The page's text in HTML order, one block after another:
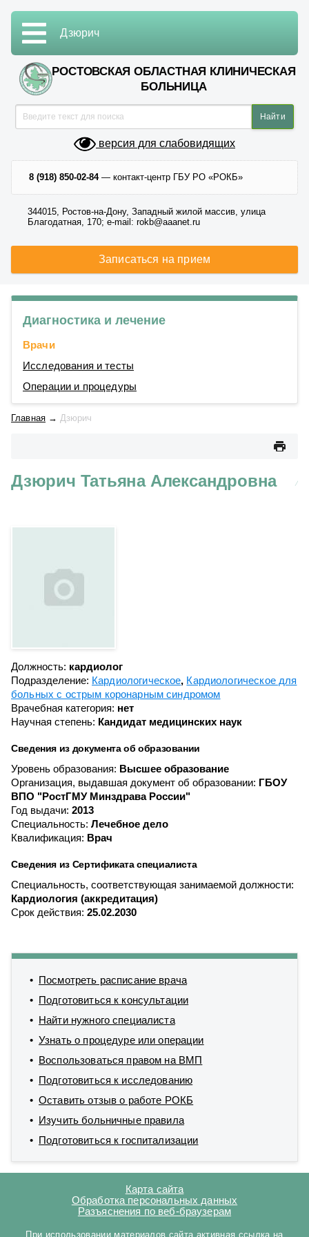
РОСТОВСКАЯ ОБЛАСТНАЯ КЛИНИЧЕСКАЯ
БОЛЬНИЦА
версия для слабовидящих
8 (918) 850-02-84— контакт-центр ГБУ РО «РОКБ»
344015, Ростов-на-Дону, Западный жилой массив, улица
Благодатная, 170; e-mail: rokb@aaanet.ru
Записаться на прием
Дзюрич
Диагностика и лечение
Врачи
Исследования и тесты
Операции и процедуры
Главная →Дзюрич
Дзюрич Татьяна Александровна
Должность: кардиолог
Подразделение: Кардиологическое Кардиологическое для
больных с острым коронарным синдромом
Врачебная категория: нет
Научная степень: Кандидат медицинских наук
Сведения из документа об образовании
Уровень образования: Высшее образование
Организация, выдавшая документ об образовании: ГБОУ
ВПО "РостГМУ Минздрава России"
Год выдачи: 2013
Специальность: Лечебное дело
Квалификация: Врач
Сведения из Сертификата специалиста
Специальность, соответствующая занимаемой должности:
Кардиология (аккредитация)
Срок действия: 25.02.2030
Посмотреть расписание врача
Подготовиться к консультации
Найти нужного специалиста
Узнать о процедуре или операции
Воспользоваться правом на ВМП
Подготовиться к исследованию
Оставить отзыв о работе РОКБ
Изучить больничные правила
Подготовиться к госпитализации
Карта сайта
Обработка персональных данных
Разъяснения по веб-браузерам
При использовании материалов сайта активная ссылка на